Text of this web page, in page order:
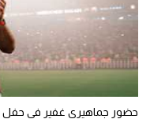
حضور جماهيري غفير في حفل